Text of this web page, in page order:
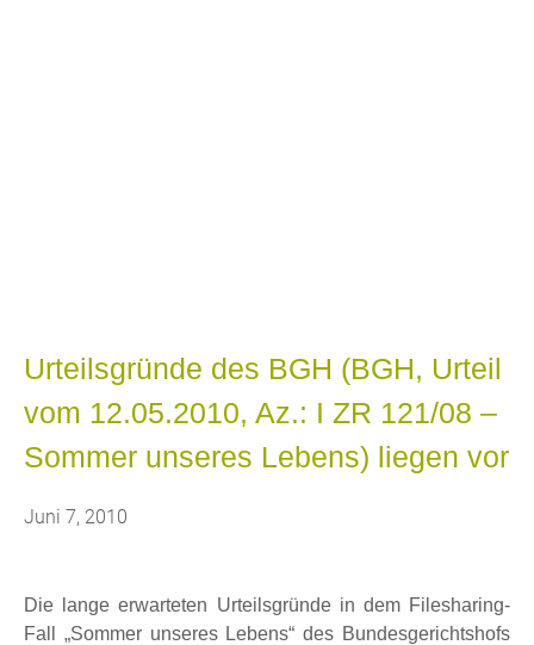
Urteilsgründe des BGH (BGH, Urteil
vom 12.05.2010, Az.: I ZR 121/08 –
Sommer unseres Lebens) liegen vor
Juni 7, 2010
Die lange erwarteten Urteilsgründe in dem Filesharing-
Fall „Sommer unseres Lebens“ des Bundesgerichtshofs